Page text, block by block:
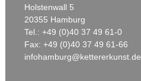
Holstenwall 5
20355 Hamburg
Tel.: +49 (0)40 37 49 61-0
Fax: +49 (0)40 37 49 61-66
infohamburg@kettererkunst.de